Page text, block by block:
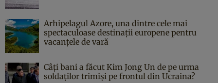
Arhipelagul Azore, una dintre cele mai
spectaculoase destinații europene pentru
vacanțele de vară
Câți bani a făcut Kim Jong Un de pe urma
soldaților trimiși pe frontul din Ucraina?